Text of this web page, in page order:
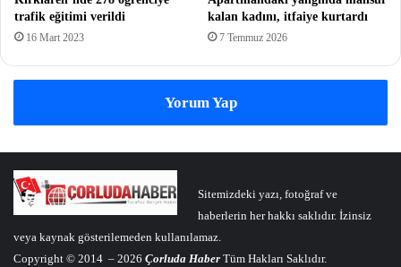
trafik eğitimi verildi
16 Mart 2023
kalan kadını, itfaiye kurtardı
7 Temmuz 2026
Yorum Yap
Sitemizdeki yazı, fotoğraf ve
haberlerin her hakkı saklıdır. İzinsiz
veya kaynak gösterilemeden kullanılamaz.
Copyright © 2014 – 2026 Çorluda Haber Tüm Hakları Saklıdır.